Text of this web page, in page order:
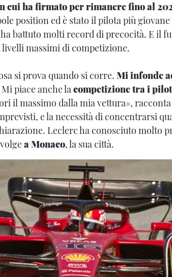
cui ha firmato per rimanere fino al
position ed è stato il pilota più giovane
battuto molti record di precocità. E il
massimi di competizione.
si prova quando si corre. Mi infonde
piace anche lacompetizione tra i
il massimo dalla mia vettura»,
e la necessità di concentrarsi
Leclerc ha conosciuto molto
aMonaco, la sua città.